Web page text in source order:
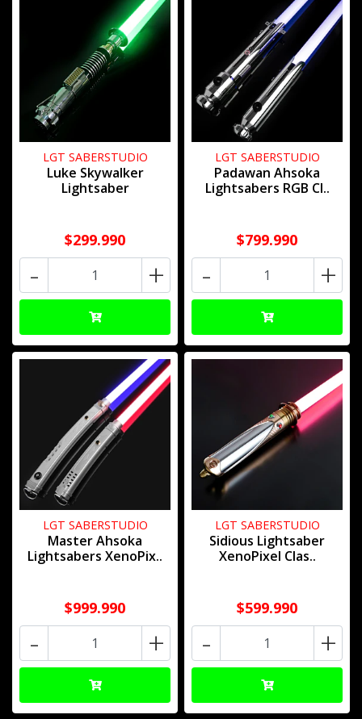
LGT SABERSTUDIO
Luke Skywalker
Lightsaber
$299.990
+
-
LGT SABERSTUDIO
Padawan Ahsoka
Lightsabers RGB Cl..
$799.990
+
-
LGT SABERSTUDIO
Master Ahsoka
Lightsabers XenoPix..
$999.990
+
-
LGT SABERSTUDIO
Sidious Lightsaber
XenoPixel Clas..
$599.990
+
-